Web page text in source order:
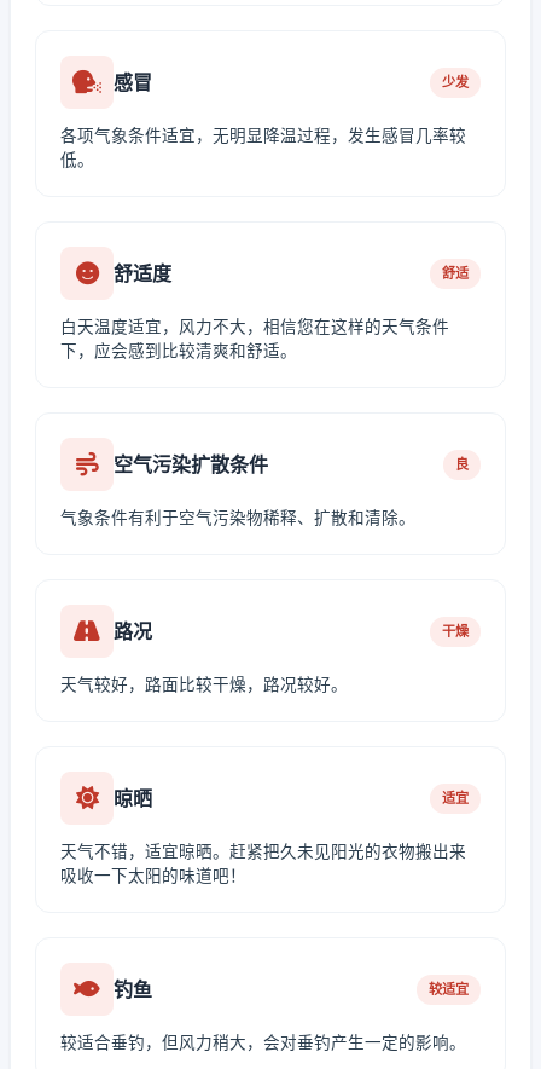
感冒 少发
各项气象条件适宜，无明显降温过程，发生感冒几率较
低。
舒适度 舒适
白天温度适宜，风力不大，相信您在这样的天气条件
下，应会感到比较清爽和舒适。
空气污染扩散条件 良
气象条件有利于空气污染物稀释、扩散和清除。
路况 干燥
天气较好，路面比较干燥，路况较好。
晾晒 适宜
天气不错，适宜晾晒。赶紧把久未见阳光的衣物搬出来
吸收一下太阳的味道吧！
钓鱼 较适宜
较适合垂钓，但风力稍大，会对垂钓产生一定的影响。